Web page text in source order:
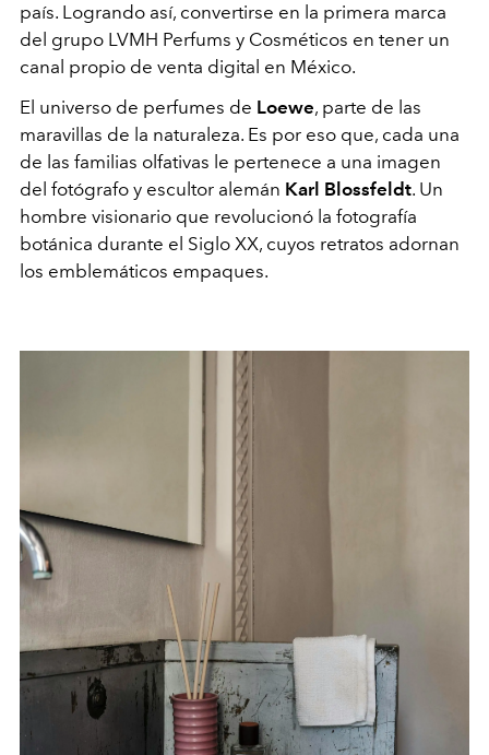
país. Logrando así, convertirse en la primera marca
del grupo LVMH Perfums y Cosméticos en tener un
canal propio de venta digital en México.
El universo de perfumes de Loewe, parte de las
maravillas de la naturaleza. Es por eso que, cada una
de las familias olfativas le pertenece a una imagen
del fotógrafo y escultor alemán Karl Blossfeldt. Un
hombre visionario que revolucionó la fotografía
botánica durante el Siglo XX, cuyos retratos adornan
los emblemáticos empaques.